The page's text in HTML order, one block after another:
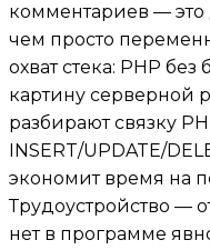
комментариев —
чем просто
охват стека: PHP
картину серверной
разбирают связку
INSERT/UPDATE/
экономит время на
Трудоустройство —
нет в программе